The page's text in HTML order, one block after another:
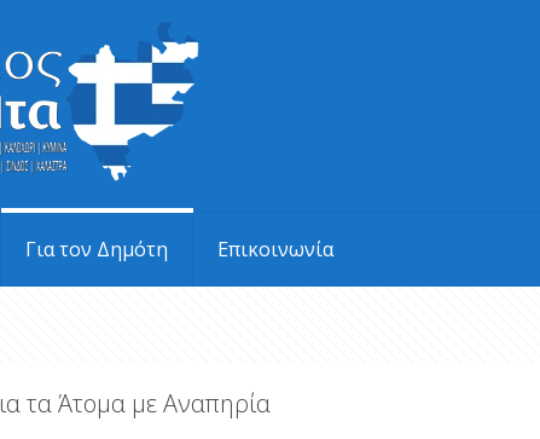
Για τον Δημότη Επικοινωνία
τα Άτομα με Αναπηρία